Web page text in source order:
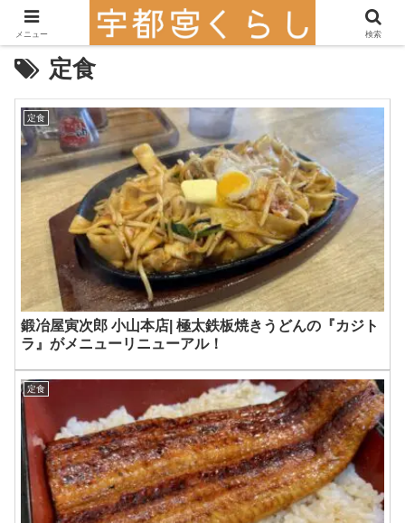
定食
定食
鍛冶屋寅次郎 小山本店| 極太鉄板焼きうどんの『カジト
ラ』がメニューリニューアル！
定食
メニュー 検索